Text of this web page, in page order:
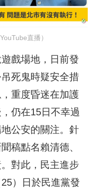
直播）
戲場地，日前發
死鬼時疑安全措
重度昏迷在加護
仍在15日不幸過
公安的關注。針
稿點名賴清德、
對此，民主進步
）日於民進黨發